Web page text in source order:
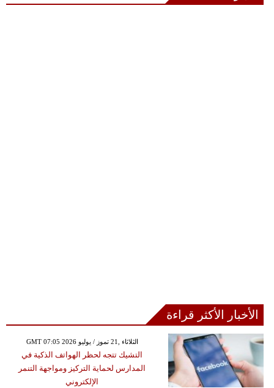
الأخبار الأكثر قراءة
GMT 07:05 2026 الثلاثاء ,21 تموز / يوليو
التشيك تتجه لحظر الهواتف الذكية في
المدارس لحماية التركيز ومواجهة التنمر
الإلكتروني